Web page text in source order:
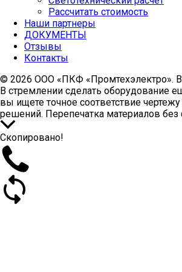
Рассчитать стоимость
Наши партнеры
ДОКУМЕНТЫ
Отзывы
Контакты
© 2026 ООО «ПКФ «Промтехэлектро».
В стремлении сделать оборудование
вы ищете точное соответствие
решений. Перепечатка материалов
Прокрутить
вверх
Скопировано!